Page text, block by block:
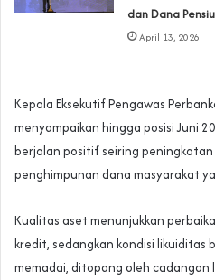
dan Dana
April 13, 2026
Kepala Eksekutif Pengawas
menyampaikan hingga posisi Juni
berjalan positif seiring
penghimpunan dana masyarakat
Kualitas aset menunjukkan
kredit, sedangkan kondisi likuiditas
memadai, ditopang oleh cadangan